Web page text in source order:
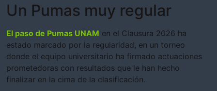
Un Pumas muy regular
El paso de Pumas UNAM en el Clausura 2026 ha
estado marcado por la regularidad, en un torneo
donde el equipo universitario ha firmado actuaciones
prometedoras con resultados que le han hecho
finalizar en la cima de la clasificación.